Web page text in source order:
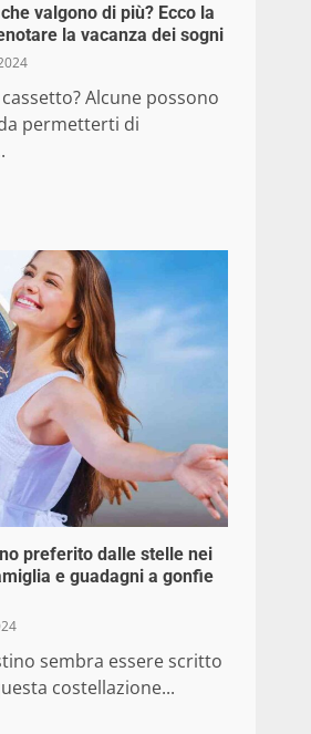
valgono di più? Ecco la
la vacanza dei sogni
Alcune possono
permetterti di
preferito dalle stelle nei
e guadagni a gonfie
sembra essere scritto
costellazione...